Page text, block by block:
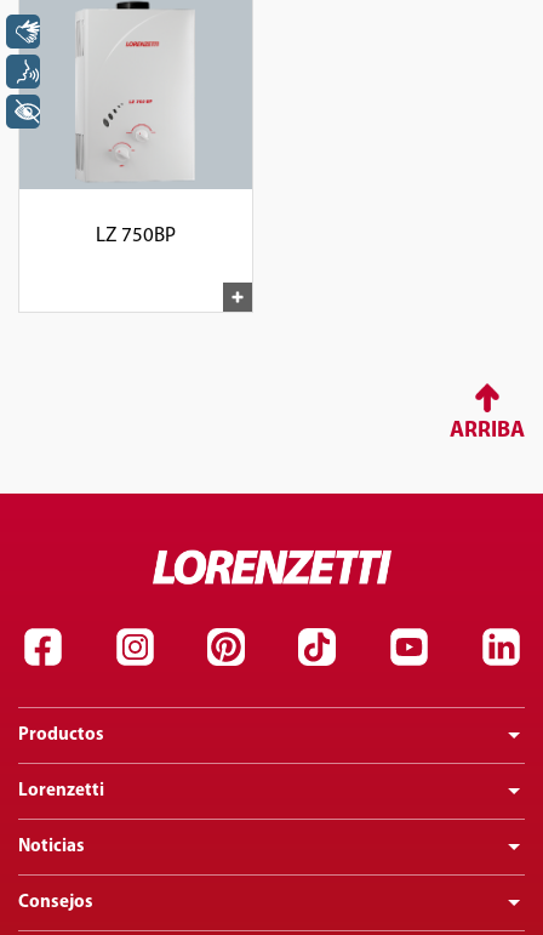
LZ 750BP
ARRIBA
Productos
Lorenzetti
Noticias
Consejos
+ Acessibilidade